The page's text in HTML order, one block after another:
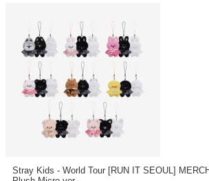
Stray Kids - World Tour [RUN IT SEOUL]